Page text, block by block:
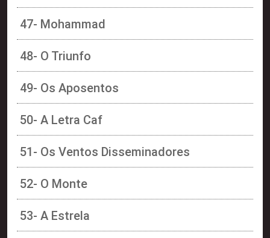
47- Mohammad
48- O Triunfo
49- Os Aposentos
50- A Letra Caf
51- Os Ventos Disseminadores
52- O Monte
53- A Estrela